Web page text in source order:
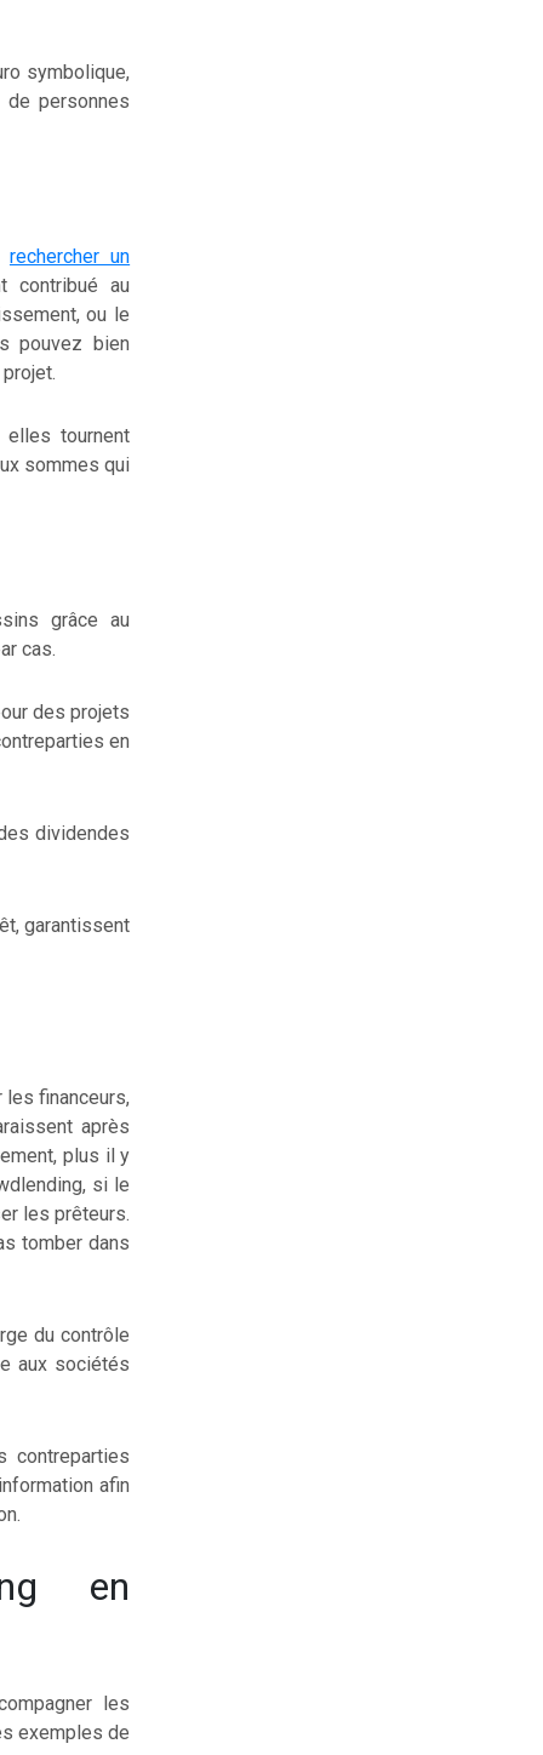
symbolique,
de personnes
rechercher un
contribué au
ou le
pouvez bien
elles tournent
sommes qui
grâce au
cas.
des projets
en
dividendes
garantissent
les financeurs,
après
plus il y
si le
les prêteurs.
tomber dans
du contrôle
aux sociétés
contreparties
afin
en
les
exemples de